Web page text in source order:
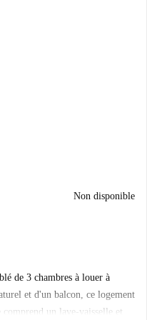
Non disponible
de 3 chambres à louer à
et d'un balcon, ce logement
un lave-vaisselle et